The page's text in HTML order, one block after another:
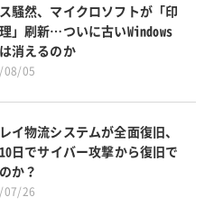
騒然、マイクロソフトが「印
」刷新…ついに古いWindows
消えるのか
08/05
イ物流システムが全面復旧、
日でサイバー攻撃から復旧で
か？
07/26